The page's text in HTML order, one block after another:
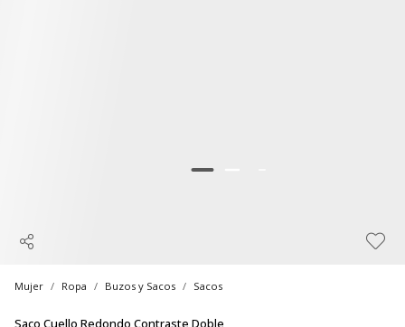
Mujer Ropa Buzos y Sacos Sacos